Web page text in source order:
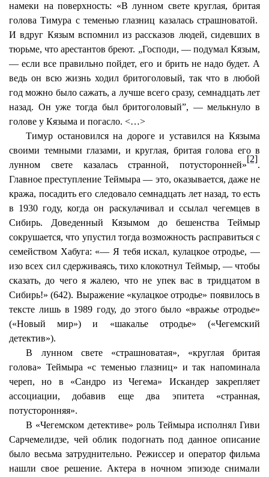
намеки на поверхность: «В лунном свете круглая, бритая
голова Тимура с теменью глазниц казалась страшноватой.
И вдруг Кязымвспомнил из рассказов людей, сидевших в
тюрьме, что арестантов бреют. „Господи, — подумал Кязым,
— если все правильно пойдет, его и брить не надо будет. А
ведь он всю жизнь ходил бритоголовый, так что в любой
год можно было сажать, а лучше всего сразу, семнадцать лет
назад. Он уже тогда был бритоголовый”, — мелькнуло в
голове у Кязыма и погасло. <…>
Тимур остановился на дороге и уставился на Кязыма
своими темными глазами, и круглая, бритая голова его в
лунном свете казалась странной, потусторонней»
[2]
.
Главное преступлениеТеймыра — это, оказывается, даже не
кража, посадить его следовало семнадцать лет назад, то есть
в 1930 году, когда он раскулачивал и ссылал чегемцев в
Сибирь. Доведенный Кязымом до бешенства Теймыр
сокрушается, что упустил тогда возможность расправиться с
семейством Хабуга: «— Я тебя искал, кулацкоеотродье, —
изо всех сил сдерживаясь, тихоклокотнул Теймыр, — чтобы
сказать, до чего я жалею, что не упек вас в тридцатом в
Сибирь!» (642). Выражение «кулацкоеотродье» появилось в
тексте лишь в 1989 году, до этого было «вражье отродье»
(«Новый мир») и «шакалье отродье» («Чегемский
детектив»).
В лунном свете «страшноватая», «круглая бритая
голова» Теймыра «с теменью глазниц» и так напоминала
череп, но в «Сандро из Чегема» Искандер закрепляет
ассоциации, добавив еще два эпитета «странная,
потусторонняя».
В «Чегемском детективе» роль Теймыра исполнял Гиви
Сарчемелидзе, чей облик подогнать под данное описание
было весьма затруднительно. Режиссер и оператор фильма
нашли свое решение. Актера в ночном эпизоде снимали